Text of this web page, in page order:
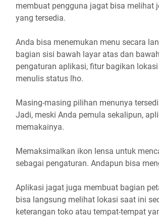
membuat pengguna jagat bisa melihat
yang tersedia.
Anda bisa menemukan menu secara
bagian sisi bawah layar atas dan
pengaturan aplikasi, fitur bagikan
menulis status lho.
Masing-masing pilihan menunya
Jadi, meski Anda pemula sekalipun,
memakainya.
Memaksimalkan ikon lensa untuk
sebagai pengaturan. Andapun bisa
Aplikasi jagat juga membuat bagian
bisa langsung melihat lokasi saat ini
keterangan toko atau tempat-tempat